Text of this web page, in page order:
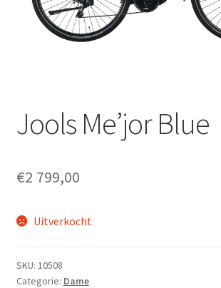
Fietsverzekering
Nieuwsbrief
Over ons
Jools Me’jor Blue
€2 799,00
Uitverkocht
SKU: 10508
Categorie: Dame